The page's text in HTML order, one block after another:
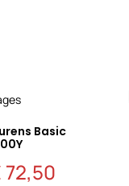
Basic
72,50